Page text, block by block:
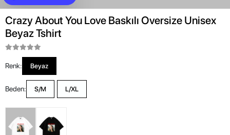
Crazy About You Love Baskılı Oversize Unisex
Beyaz Tshirt
Renk: Beyaz
Beden: S/M L/XL